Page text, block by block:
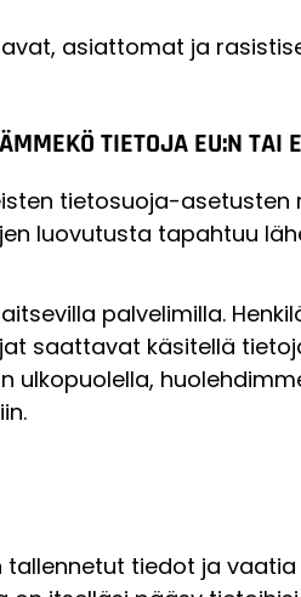
asiattomat ja
TIETOJA EU:N TAI
tietosuoja-asetusten
luovutusta tapahtuu
palvelimilla.
käsitellä tietoja
ulkopuolella,
tiedot ja